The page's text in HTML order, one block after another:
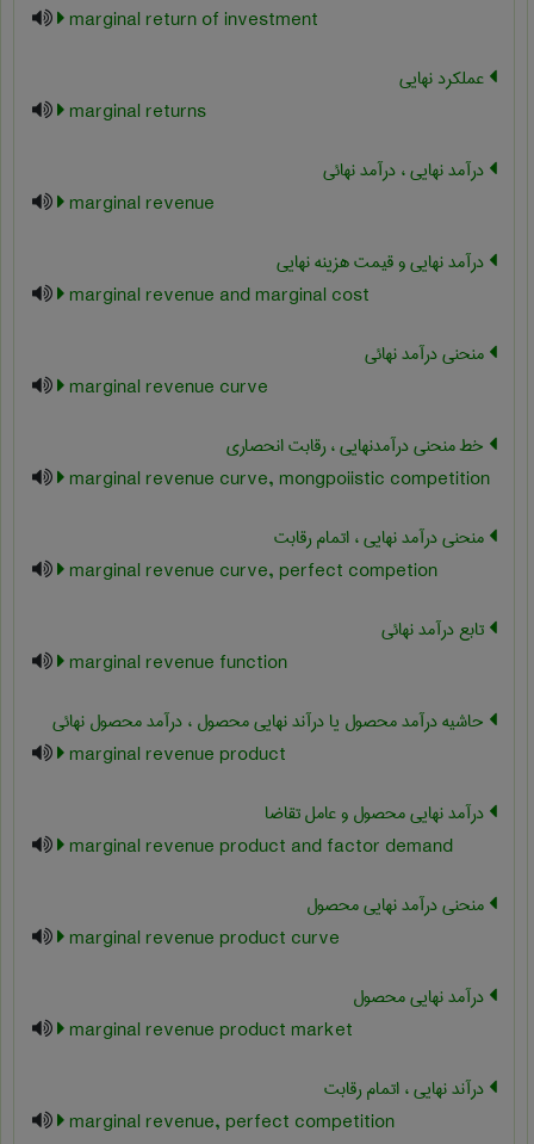
marginal return of investment
عملکرد نهایی
marginal returns
درآمد نهایی ، درآمد نهائی
marginal revenue
درآمد نهایی و قیمت هزینه نهایی
marginal revenue and marginal cost
منحنی درآمد نهائی
marginal revenue curve
خط منحنی درآمدنهایی ، رقابت انحصاری
marginal revenue curve, mongpoiistic competition
منحنی درآمد نهایی ، اتمام رقابت
marginal revenue curve, perfect competion
تابع درآمد نهائی
marginal revenue function
حاشیه درآمد محصول یا درآند نهایی محصول ، درآمد محصول نهائی
marginal revenue product
درآمد نهایی محصول و عامل تقاضا
marginal revenue product and factor demand
منحنی درآمد نهایی محصول
marginal revenue product curve
درآمد نهایی محصول
marginal revenue product market
درآند نهایی ، اتمام رقابت
marginal revenue, perfect competition